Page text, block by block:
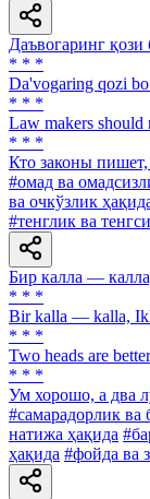
Даъвогаринг
* * *
Da'vogaring qozi
* * *
Law makers should
* * *
Кто законы пишет,
#омад ва
ва очкўзлик
#тенглик ва
Бир калла —
* * *
Bir kalla — kalla,
* * *
Two heads are
* * *
Ум хорошо, а два
#самарадорлик ва
натижа ҳақида
ҳақида #фойда ва